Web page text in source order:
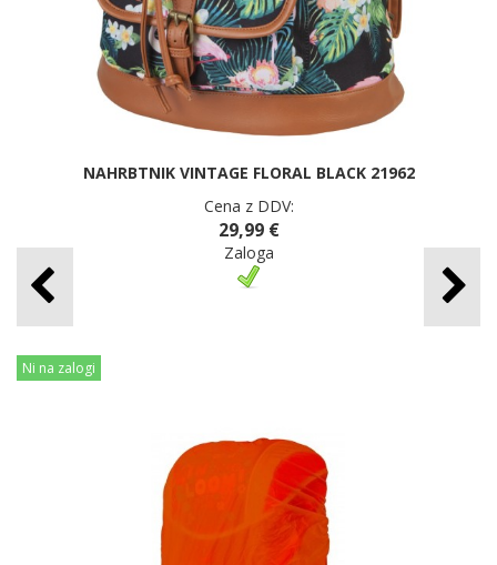
NAHRBTNIK VINTAGE FLORAL BLACK 21962
Cena z DDV:
29,99 €
Zaloga
Ni na zalogi